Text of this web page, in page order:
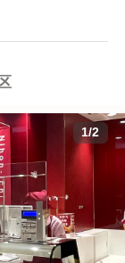
1/2